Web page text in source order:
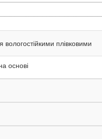
плівковими
основі